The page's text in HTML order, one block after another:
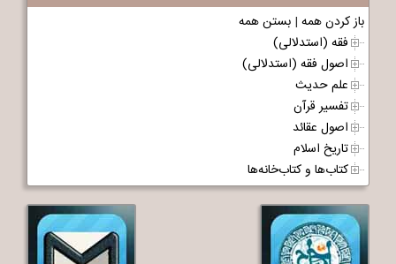
باز کردن همه | بستن همه
فقه (استدلالی)
اصول فقه (استدلالی)
علم حدیث
تفسیر قرآن
اصول عقائد
تاریخ اسلام
کتاب‌ها و کتاب‌خانه‌ها